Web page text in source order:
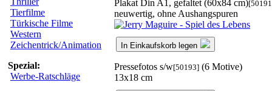
Tierfilme
Türkische Filme
Western
Zeichentrick/Animation
Spezial:
Werbe-Ratschläge
Plakat Din A1, gefaltet (60x84 cm)
neuwertig, ohne Aushangspuren
In Einkaufskorb legen
Pressefotos s/w[50193] (6 Motive)
13x18 cm